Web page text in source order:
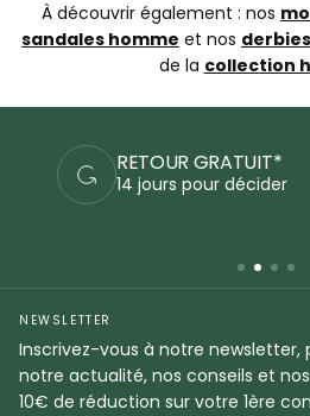
À découvrir également : nos
sandales homme et nos
de la collection
PAIEMENTS SÉCURISÉS
Commandez en
NEWSLETTER
Inscrivez-vous à notre newsletter,
notre actualité, nos conseils et
10€ de réduction sur votre 1ère